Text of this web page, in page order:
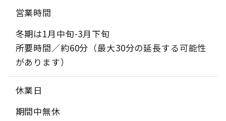
営業時間
冬期は1月中旬-3月下旬
所要時間／約60分（最大30分の延長する可能性
があります）
休業日
期間中無休